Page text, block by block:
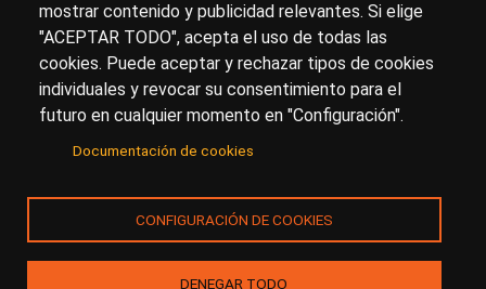
mostrar contenido y publicidad relevantes. Si elige
"ACEPTAR TODO", acepta el uso de todas las
cookies. Puede aceptar y rechazar tipos de cookies
individuales y revocar su consentimiento para el
futuro en cualquier momento en "Configuración".
Documentación de cookies
CONFIGURACIÓN DE COOKIES
DENEGAR TODO
© Copyright 2017.arteHistoria&Toools, S.Lo sus
licenciantes son los propietarios de todos los derechos
de propiedad intelectual e industrial de:
(a) este sitio web publicado bajo el dominio
(b) todo el material publicado en artehistoria.com
(incluyendo, sin limitación, textos, imágenes, fotografías,
dibujos, música, marcas o logotipos, estructura y diseño
de la composición de cada una de las páginas